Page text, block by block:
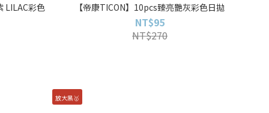
LILAC彩色
【帝康TICON】10pcs臻亮艷灰彩色日拋
NT$95
NT$270
放大黑🥇